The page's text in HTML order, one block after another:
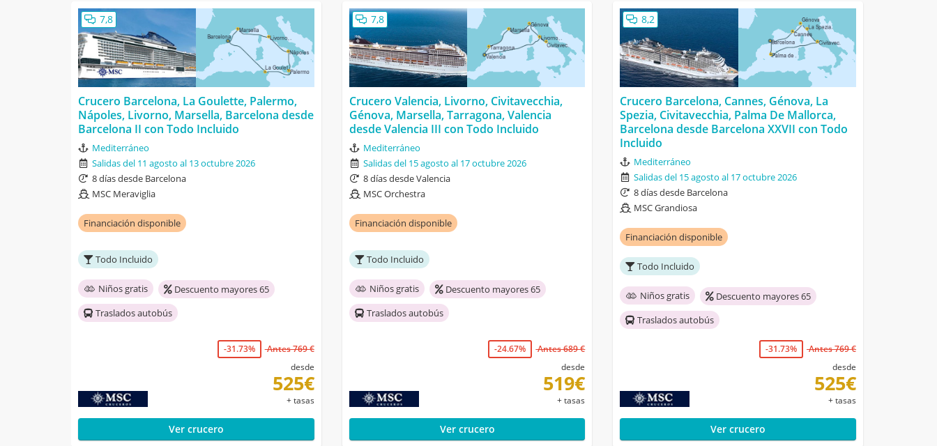
7,8
Crucero Barcelona, La Goulette, Palermo,
Nápoles, Livorno, Marsella, Barcelona desde
Barcelona II con Todo Incluido
Mediterráneo
Salidas del 11 agosto al 13 octubre 2026
8 días desde Barcelona
MSC Meraviglia
Financiación disponible
Todo Incluido
Niños gratis
Descuento mayores 65
Traslados autobús
-31.73%
Antes 769 €
desde
525€
+ tasas
Ver crucero
7,8
Crucero Valencia, Livorno, Civitavecchia,
Génova, Marsella, Tarragona, Valencia
desde Valencia III con Todo Incluido
Mediterráneo
Salidas del 15 agosto al 17 octubre 2026
8 días desde Valencia
MSC Orchestra
Financiación disponible
Todo Incluido
Niños gratis
Descuento mayores 65
Traslados autobús
-24.67%
Antes 689 €
desde
519€
+ tasas
Ver crucero
8,2
Crucero Barcelona, Cannes, Génova, La
Spezia, Civitavecchia, Palma De Mallorca,
Barcelona desde Barcelona XXVII con Todo
Incluido
Mediterráneo
Salidas del 15 agosto al 17 octubre 2026
8 días desde Barcelona
MSC Grandiosa
Financiación disponible
Todo Incluido
Niños gratis
Descuento mayores 65
Traslados autobús
-31.73%
Antes 769 €
desde
525€
+ tasas
Ver crucero